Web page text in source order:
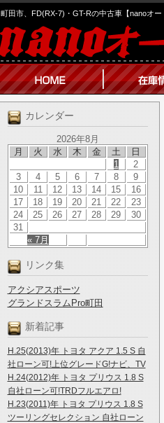
町田市、FD(RX-7)・GT-Rの中古車【nanoオー
カレンダー
2026年8月
月
火 水 木 金 土 日
« 7月
1
2
3
4 5 6 7 8
9
10
11 12 13 14 15
16
17
18 19 20 21 22
23
24
25 26 27 28 29
30
31
リンク集
アクシアスポーツ
グランドスラムPro町田
新着記事
H.25(2013)年 トヨタ アクア 1.5 S 自
社ローン可!上位グレードG!ナビ、TV
H.24(2012)年 トヨタ プリウス 1.8 S
自社ローン可!TRDフルエアロ!
H.23(2011)年 トヨタ プリウス 1.8 S
ツーリングセレクション 自社ローン